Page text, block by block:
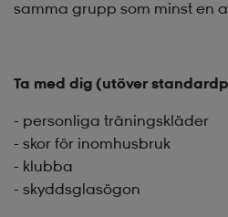
samma grupp som minst en
Ta med dig (utöver
- personliga träningskläder
- skor för inomhusbruk
- klubba
- skyddsglasögon